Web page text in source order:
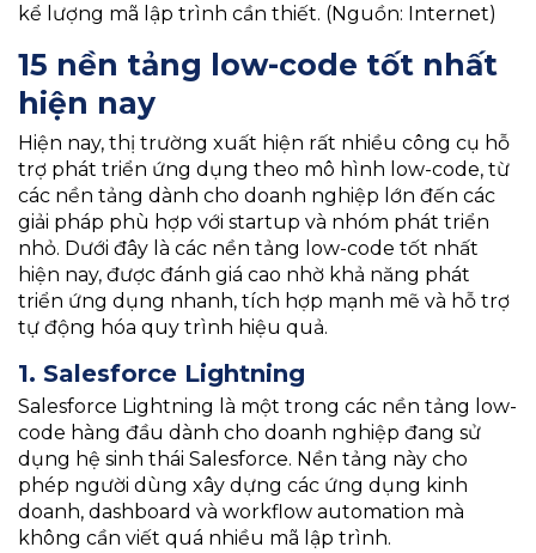
kể lượng mã lập trình cần thiết. (Nguồn: Internet)
15 nền tảng low-code tốt nhất
hiện nay
Hiện nay, thị trường xuất hiện rất nhiều công cụ hỗ
trợ phát triển ứng dụng theo mô hình low-code, từ
các nền tảng dành cho doanh nghiệp lớn đến các
giải pháp phù hợp với startup và nhóm phát triển
nhỏ. Dưới đây là các nền tảng low-code tốt nhất
hiện nay, được đánh giá cao nhờ khả năng phát
triển ứng dụng nhanh, tích hợp mạnh mẽ và hỗ trợ
tự động hóa quy trình hiệu quả.
1. Salesforce Lightning
Salesforce Lightning là một trong các nền tảng low-
code hàng đầu dành cho doanh nghiệp đang sử
dụng hệ sinh thái Salesforce. Nền tảng này cho
phép người dùng xây dựng các ứng dụng kinh
doanh, dashboard và workflow automation mà
không cần viết quá nhiều mã lập trình.